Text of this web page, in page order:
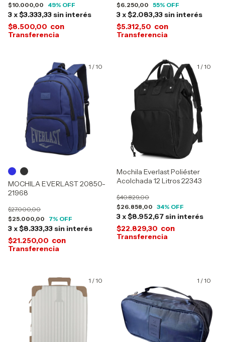
$10.000,00
49% OFF
3x$3.333,33 sin interés
$8.500,00 con
$6.250,00 55% OFF
3x$2.083,33 sin interés
$5.312,50 con
1 /10
MOCHILA EVERLAST 20850-
21968
$25.000,00
$27.000,00
7% OFF
3x$8.333,33 sin interés
$21.250,00 con
1 /10
Mochila Everlast Poliéster
Acolchada 12 Litros 22343
$26.858,00
$40.829,00
34% OFF
3x$8.952,67 sin interés
$22.829,30 con
1 /10 1 /10